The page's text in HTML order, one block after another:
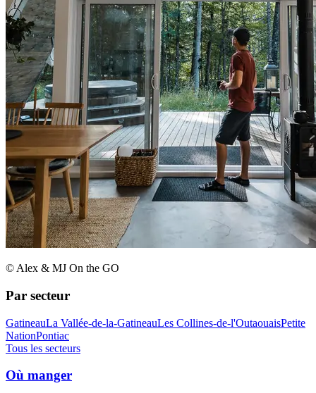
© Alex & MJ On the GO
Par secteur
GatineauLa Vallée-de-la-GatineauLes Collines-de-l'OutaouaisPetite
NationPontiac
Tous les secteurs
Où manger